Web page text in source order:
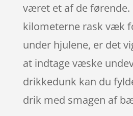
været et af de førende.
kilometerne rask væk
under hjulene, er det
at indtage væske
drikkedunk kan du
drik med smagen af